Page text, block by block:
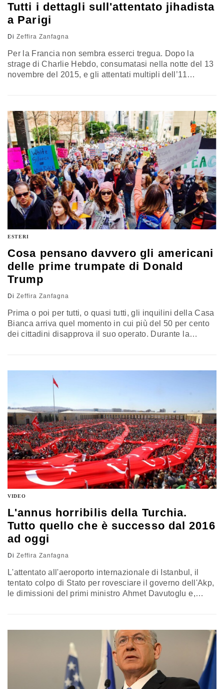
Tutti i dettagli sull'attentato jihadista
a Parigi
Di Zeffira Zanfagna
Per la Francia non sembra esserci tregua. Dopo la
strage di Charlie Hebdo, consumatasi nella notte del 13
novembre del 2015, e gli attentati multipli dell’11
aggredire un militare, nei pressi del Louvre, gridando…
ESTERI
Cosa pensano davvero gli americani
delle prime trumpate di Donald
Trump
Di Zeffira Zanfagna
Prima o poi per tutti, o quasi tutti, gli inquilini della Casa
Bianca arriva quel momento in cui più del 50 per cento
dei cittadini disapprova il suo operato. Durante la
dimostrato, fino ad ora, un presidente impopolare,
raggiungendo…
VIDEO
L'annus horribilis della Turchia.
Tutto quello che è successo dal 2016
ad oggi
Di Zeffira Zanfagna
L'attentato all'aeroporto internazionale di Istanbul, il
tentato colpo di Stato per rovesciare il governo dell'Akp,
le dimissioni del primi ministro Ahmet Davutoglu e,
estremisti curdi. Tutto questo e molto altro è accaduto in